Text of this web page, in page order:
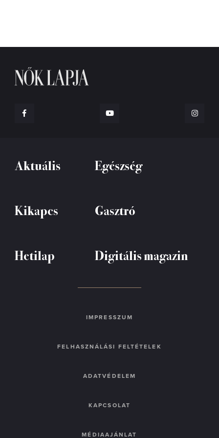
Aktuális Egészség
Kikapcs Gasztró
Hetilap Digitális magazin
IMPRESSZUM
FELHASZNÁLÁSI FELTÉTELEK
ADATVÉDELEM
KAPCSOLAT
MÉDIAAJÁNLAT